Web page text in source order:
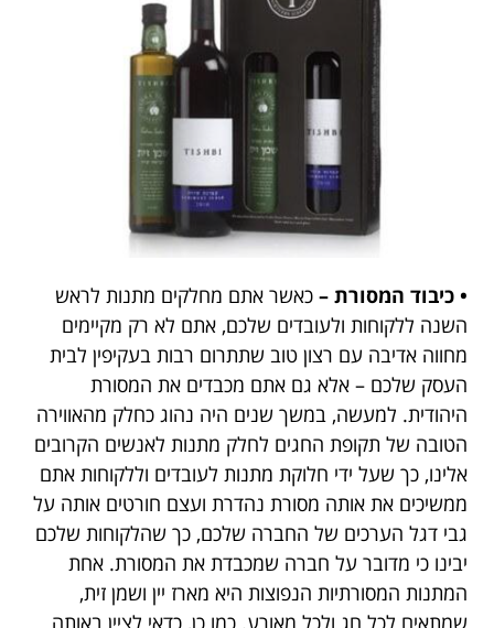
• כיבוד המסורת – כאשר אתם מחלקים מתנות לראש
השנה ללקוחות ולעובדים שלכם, אתם לא רק מקיימים
מחווה אדיבה עם רצון טוב שתתרום רבות בעקיפין לבית
העסק שלכם – אלא גם אתם מכבדים את המסורת
היהודית. למעשה, במשך שנים היה נהוג כחלק מהאווירה
הטובה של תקופת החגים לחלק מתנות לאנשים הקרובים
אלינו, כך שעל ידי חלוקת מתנות לעובדים וללקוחות אתם
ממשיכים את אותה מסורת נהדרת ועצם חורטים אותה על
גבי דגל הערכים של החברה שלכם, כך שהלקוחות שלכם
יבינו כי מדובר על חברה שמכבדת את המסורת. אחת
המתנות המסורתיות הנפוצות היא מארז יין ושמן זית,